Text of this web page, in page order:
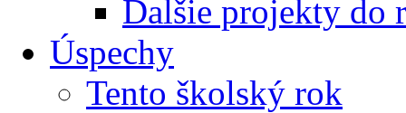
Ďalšie projekty do
Úspechy
Tento školský rok